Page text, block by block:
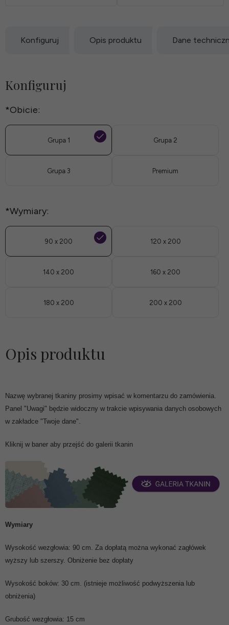
Konfiguruj Opis produktu Dane
Konfiguruj
*Obicie:
Grupa 1 Grupa 2
Grupa 3 Premium
*Wymiary:
90 x 200 120 x 200
140 x 200 160 x 200
180 x 200 200 x 200
Opis produktu
Nazwę wybranej tkaniny prosimy wpisać w komentarzu do zamówienia.
Panel "Uwagi" będzie widoczny w trakcie wpisywania danych osobowych
w zakładce "Twoje dane".
Kliknij w baner aby przejść do galerii tkanin
Wymiary
Wysokość wezgłowia: 90 cm. Za dopłatą można wykonać zagłówek
wyższy lub szerszy. Obniżenie bez dopłaty
Wysokość boków: 30 cm. (istnieje możliwość podwyższenia lub
obniżenia)
Grubość wezgłowia: 15 cm